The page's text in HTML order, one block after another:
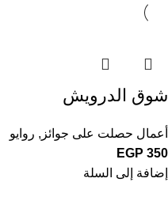
شوق الدرويش
أعمال حصلت على جوائز , روايو
EGP 350
إضافة إلى السلة